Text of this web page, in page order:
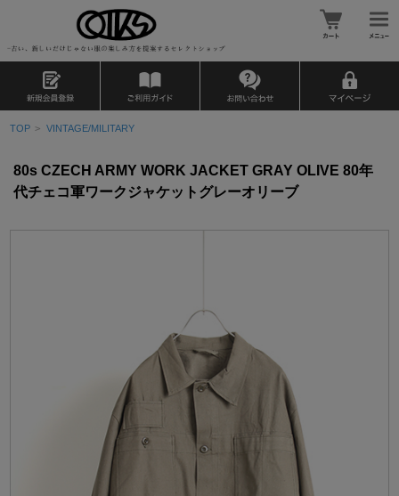
TOP > VINTAGE/MILITARY
80s CZECH ARMY WORK JACKET GRAY OLIVE 80年
代チェコ軍ワークジャケットグレーオリーブ